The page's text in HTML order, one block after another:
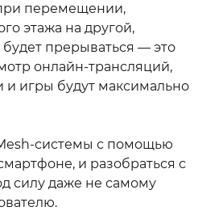
перемещении,
этажа на другой,
прерываться — это
онлайн-трансляций,
и игры будут максимально
системы с помощью
и разобраться с
силу даже не самому